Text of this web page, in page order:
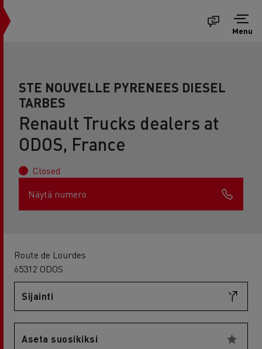
Menu
STE NOUVELLE PYRENEES DIESEL
TARBES
Renault Trucks dealers at
ODOS, France
Closed
Näytä numero
Route de Lourdes
65312 ODOS
Sijainti
Aseta suosikiksi